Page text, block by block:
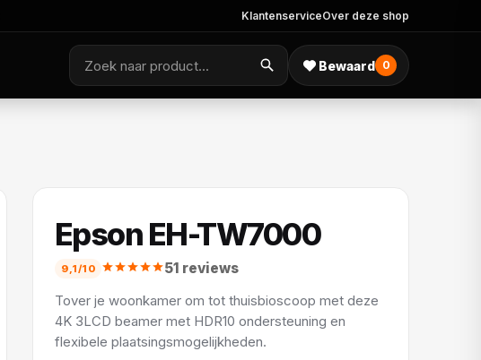
KlantenserviceOver deze shop
Bewaard 0
Epson EH-TW7000
9,1/10
51 reviews
Tover je woonkamer om tot thuisbioscoop met deze
4K 3LCD beamer met HDR10 ondersteuning en
flexibele plaatsingsmogelijkheden.